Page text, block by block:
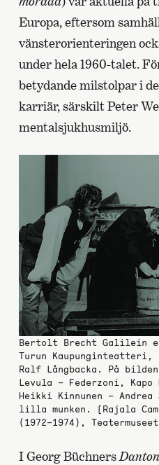
Europa, eftersom
vänsterorienteringen
under hela 1960-talet.
betydande milstolpar i
karriär, särskilt Peter
mentalsjukhusmiljö.
Bertolt Brecht Galilein
Turun Kaupunginteatteri,
Ralf Långbacka. På
Levula – Federzoni,
Heikki Kinnunen –
lilla munken. [Rajala
(1972–1974),
I Georg Büchners